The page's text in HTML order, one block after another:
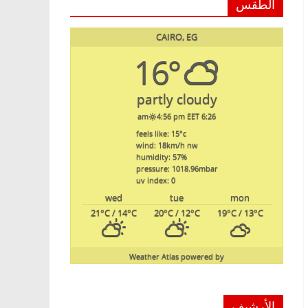
الطقس
CAIRO, EG
16°
partly cloudy
6:26 am
4:56 pm EET
feels like: 15°c
wind: 18km/h nw
humidity: 57%
pressure: 1018.96mbar
uv index: 0
mon
tue
wed
19°C/ 13°C
20°C/ 12°C
21°C/ 14°C
powered by
Weather Atlas